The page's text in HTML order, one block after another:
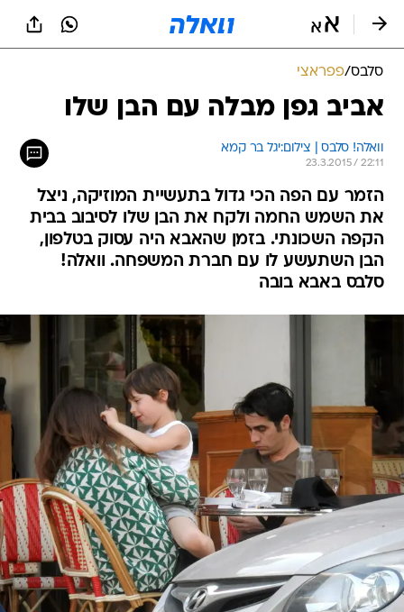
סלבס/פפראצי
אביב גפן מבלה עם הבן שלו
וואלה! סלבס | צילום:יגל בר קמא
23.3.2015 / 22:11
הזמר עם הפה הכי גדול בתעשיית המוזיקה, ניצל
את השמש החמה ולקח את הבן שלו לסיבוב בבית
הקפה השכונתי. בזמן שהאבא היה עסוק בטלפון,
הבן השתעשע לו עם חברת המשפחה. וואלה!
סלבס באבא בובה